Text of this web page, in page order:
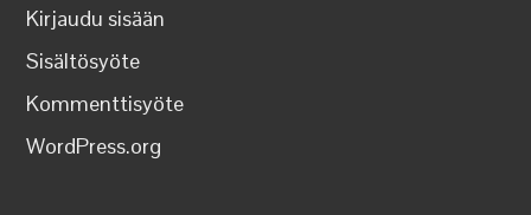
Kirjaudu sisään
Sisältösyöte
Kommenttisyöte
WordPress.org